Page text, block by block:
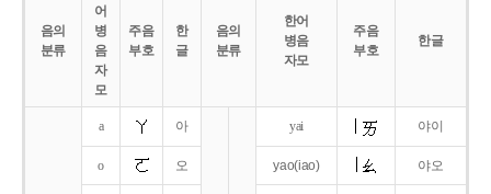
음의
분류
어
병
음
자
모
주음
부호
한
글
음의
분류
한어
병음
자모
주음
부호
한글
a 아 yai 야이
o 오 yao(iao) 야오